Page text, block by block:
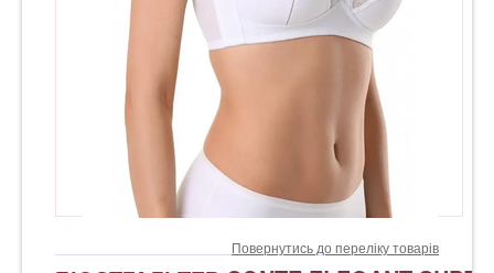
Повернутись до переліку товарів